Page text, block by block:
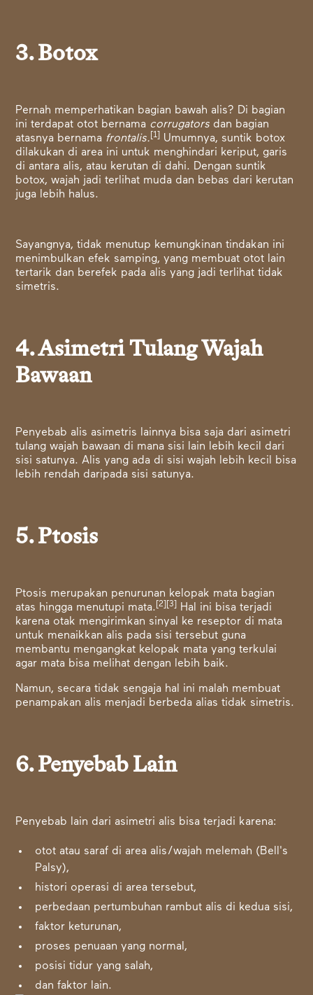
3. Botox
Pernah memperhatikan bagian bawah alis? Di bagian
ini terdapat otot bernama corrugators dan bagian
atasnya bernama frontalis. [1]
Umumnya, suntik botox
dilakukan di area ini untuk menghindari keriput, garis
di antara alis, atau kerutan di dahi. Dengan suntik
botox, wajah jadi terlihat muda dan bebas dari kerutan
juga lebih halus.
Sayangnya, tidak menutup kemungkinan tindakan ini
menimbulkan efek samping, yang membuat otot lain
tertarik dan berefek pada alis yang jadi terlihat tidak
simetris.
4. Asimetri Tulang Wajah
Bawaan
Penyebab alis asimetris lainnya bisa saja dari asimetri
tulang wajah bawaan di mana sisi lain lebih kecil dari
sisi satunya. Alis yang ada di sisi wajah lebih kecil bisa
lebih rendah daripada sisi satunya.
5. Ptosis
Ptosis merupakan penurunan kelopak mata bagian
atas hingga menutupi mata. [2] [3]
Hal ini bisa terjadi
karena otak mengirimkan sinyal ke reseptor di mata
untuk menaikkan alis pada sisi tersebut guna
membantu mengangkat kelopak mata yang terkulai
agar mata bisa melihat dengan lebih baik.
Namun, secara tidak sengaja hal ini malah membuat
penampakan alis menjadi berbeda alias tidak simetris.
6. Penyebab Lain
Penyebab lain dari asimetri alis bisa terjadi karena:
otot atau saraf di area alis/wajah melemah (Bell's
Palsy),
histori operasi di area tersebut,
perbedaan pertumbuhan rambut alis di kedua sisi,
faktor keturunan,
proses penuaan yang normal,
posisi tidur yang salah,
dan faktor lain.